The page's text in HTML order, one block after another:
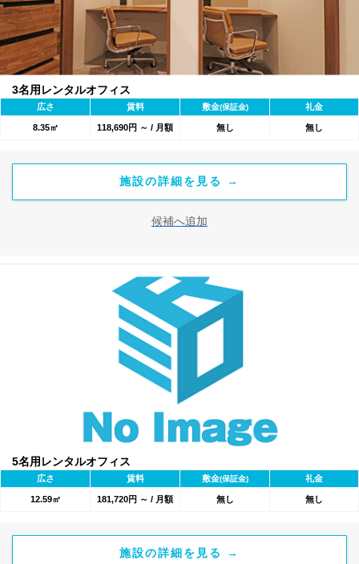
3名用レンタルオフィス
広さ 賃料 敷金(保証金) 礼金
8.35㎡ 118,690円 ～ / 月額 無し 無し
施設の詳細を見る →
候補へ追加
5名用レンタルオフィス
広さ 賃料 敷金(保証金) 礼金
12.59㎡ 181,720円 ～ / 月額 無し 無し
施設の詳細を見る →